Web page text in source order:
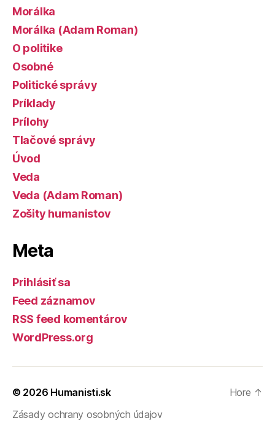
Morálka
Morálka (Adam Roman)
O politike
Osobné
Politické správy
Príklady
Prílohy
Tlačové správy
Úvod
Veda
Veda (Adam Roman)
Zošity humanistov
Meta
Prihlásiť sa
Feed záznamov
RSS feed komentárov
WordPress.org
© 2026 Humanisti.sk
Zásady ochrany osobných údajov
Hore ↑